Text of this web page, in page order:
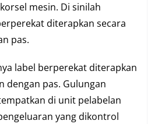
mesin. Di sinilah
diterapkan secara
pas.
label berperekat diterapkan
dengan pas. Gulungan
di unit pelabelan
yang dikontrol